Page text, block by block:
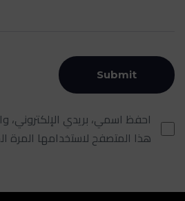
احفظ اسمي، بريدي الإلكتروني،
هذا المتصفح لاستخدامها المرة